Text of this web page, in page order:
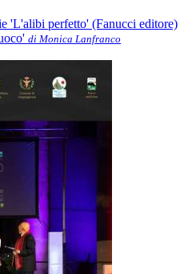
'L'alibi perfetto' (Fanucci editore)
di Monica Lanfranco